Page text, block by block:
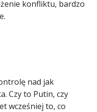
konfliktu, bardzo
nad jak
Czy to Putin, czy
wcześniej to, co